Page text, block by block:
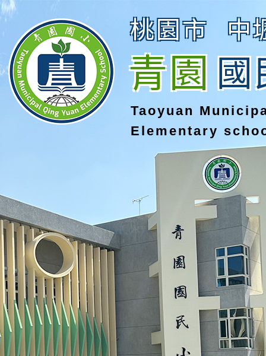
桃園市 中
青園國
Taoyuan
Elementary